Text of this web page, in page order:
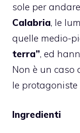
sole per
Calabria, le
quelle medio-
terra”, ed
Non è un caso
le
Ingredienti